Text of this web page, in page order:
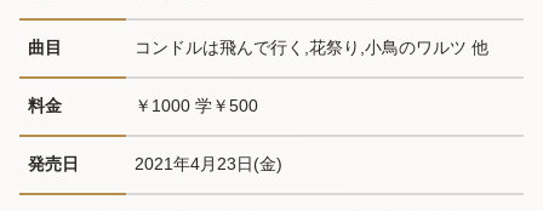
曲目 コンドルは飛んで行く,花祭り,小鳥のワルツ 他
料金 ￥1000 学￥500
発売日 2021年4月23日(金)